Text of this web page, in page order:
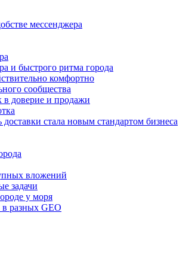
мессенджера
и быстрого ритма города
комфортно
сообщества
в доверие и продажи
стала новым стандартом бизнеса
вложений
задачи
у моря
разных GEO